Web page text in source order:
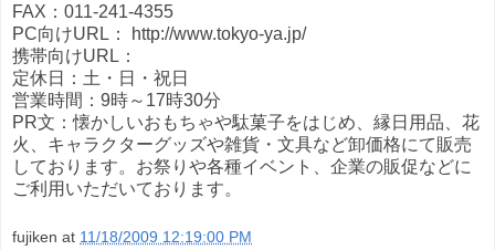
FAX：011-241-4355
PC向けURL： http://www.tokyo-ya.jp/
携帯向けURL：
定休日：土・日・祝日
営業時間：9時～17時30分
PR文：懐かしいおもちゃや駄菓子をはじめ、縁日用品、花
火、キャラクターグッズや雑貨・文具など卸価格にて販売
しております。お祭りや各種イベント、企業の販促などに
ご利用いただいております。
fujiken at 11/18/2009 12:19:00 PM